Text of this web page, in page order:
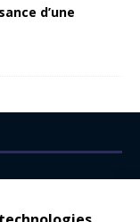
d’une